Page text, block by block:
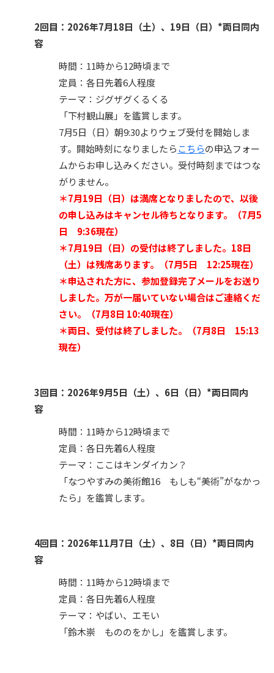
2回目：2026年7月18日（土）、19日（日）*両日同内
容
時間：11時から12時頃まで
定員：各日先着6人程度
テーマ：ジグザグくるくる
「下村観山展」を鑑賞します。
7月5日（日）朝9:30よりウェブ受付を開始しま
す。開始時刻になりましたらこちらの申込フォー
ムからお申し込みください。受付時刻まではつな
がりません。
＊7月19日（日）は満席となりましたので、以後
の申し込みはキャンセル待ちとなります。（7月5
日 9:36現在）
＊7月19日（日）の受付は終了しました。18日
（土）は残席あります。（7月5日 12:25現在）
＊申込された方に、参加登録完了メールをお送り
しました。万が一届いていない場合はご連絡くだ
さい。（7月8日 10:40現在）
＊両日、受付は終了しました。（7月8日 15:13
現在）
3回目：2026年9月5日（土）、6日（日）*両日同内
容
時間：11時から12時頃まで
定員：各日先着6人程度
テーマ：ここはキンダイカン？
「なつやすみの美術館16 もしも“美術”がなかっ
たら」を鑑賞します。
4回目：2026年11月7日（土）、8日（日）*両日同内
容
時間：11時から12時頃まで
定員：各日先着6人程度
テーマ：やばい、エモい
「鈴木崇 もののをかし」を鑑賞します。